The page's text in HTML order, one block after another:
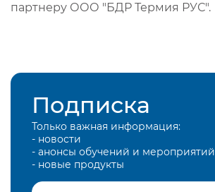
партнеру ООО "БДР Термия РУС".
Подписка
Только важная информация:
- новости
- анонсы обучений и мероприятий
- новые продукты